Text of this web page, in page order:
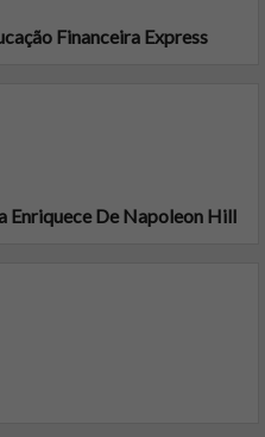
Financeira Express
Enriquece De Napoleon Hill